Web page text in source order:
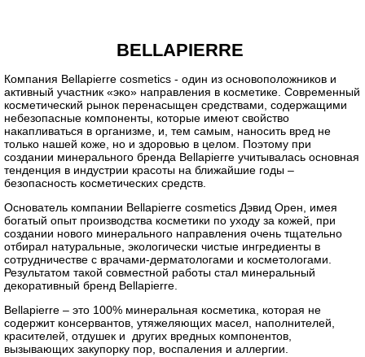
BELLAPIERRE
Компания Bellapierre cosmetics - один из основоположников и
активный участник «эко» направления в косметике. Современный
косметический рынок перенасыщен средствами, содержащими
небезопасные компоненты, которые имеют свойство
накапливаться в организме, и, тем самым, наносить вред не
только нашей коже, но и здоровью в целом. Поэтому при
создании минерального бренда Bellapierre учитывалась основная
тенденция в индустрии красоты на ближайшие годы –
безопасность косметических средств.
Основатель компании Bellapierre cosmetics Дэвид Орен, имея
богатый опыт производства косметики по уходу за кожей, при
создании нового минерального направления очень тщательно
отбирал натуральные, экологически чистые ингредиенты в
сотрудничестве с врачами-дерматологами и косметологами.
Результатом такой совместной работы стал минеральный
декоративный бренд Bellapierre.
Bellapierre – это 100% минеральная косметика, которая не
содержит консервантов, утяжеляющих масел, наполнителей,
красителей, отдушек и других вредных компонентов,
вызывающих закупорку пор, воспаления и аллергии.